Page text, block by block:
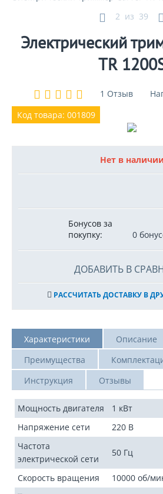
2 из 39
Электрический
TR
1 Отзыв
Код товара: 001809
Нет в наличии
Бонусов за
покупку:
0
ДОБАВИТЬ В
РАССЧИТАТЬ ДОСТАВКУ В
Характеристики
Описание
Преимущества
Инструкция
Отзывы
Мощность двигателя
1 кВт
Напряжение сети
220 В
Частота
электрической сети
50 Гц
Скорость вращения
10000 об/